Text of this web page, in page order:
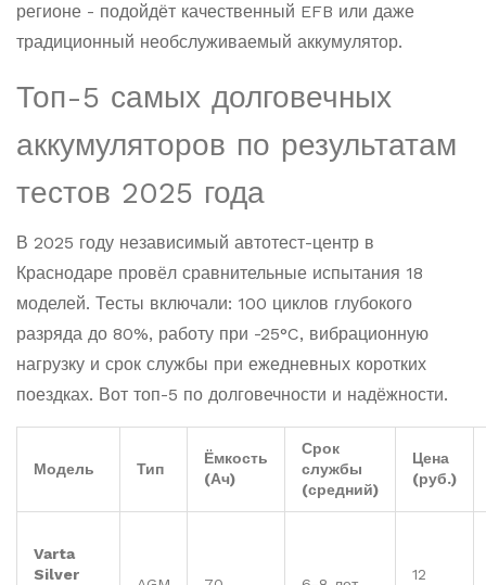
регионе - подойдёт качественный EFB или даже
традиционный необслуживаемый аккумулятор.
Топ-5 самых долговечных
аккумуляторов по результатам
тестов 2025 года
В 2025 году независимый автотест-центр в
Краснодаре провёл сравнительные испытания 18
моделей. Тесты включали: 100 циклов глубокого
разряда до 80%, работу при -25°C, вибрационную
нагрузку и срок службы при ежедневных коротких
поездках. Вот топ-5 по долговечности и надёжности.
Модель Тип
Ёмкость
(Ач)
Срок
службы
(средний)
Цена
(руб.)
Varta
Silver
12